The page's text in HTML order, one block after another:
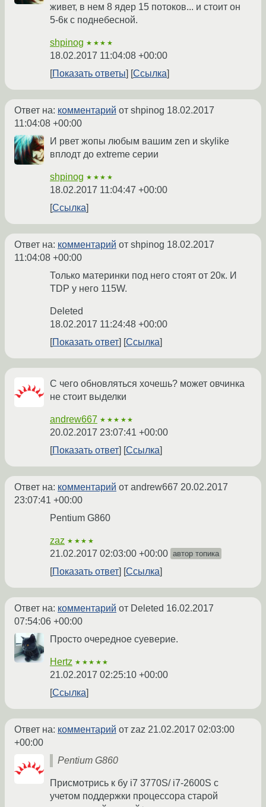
живет, в нем 8 ядер 15 потоков... и стоит он
5-6к с поднебесной.
shpinog ★★★★
18.02.2017 11:04:08 +00:00
Показать ответы
Ссылка
Ответ на: комментарий от shpinog 18.02.2017
11:04:08 +00:00
И рвет жопы любым вашим zen и skylike
вплодт до extreme серии
shpinog ★★★★
18.02.2017 11:04:47 +00:00
Ссылка
Ответ на: комментарий от shpinog 18.02.2017
11:04:08 +00:00
Только материнки под него стоят от 20к. И
TDP у него 115W.
Deleted
18.02.2017 11:24:48 +00:00
Показать ответ
Ссылка
С чего обновляться хочешь? может овчинка
не стоит выделки
andrew667 ★★★★★
20.02.2017 23:07:41 +00:00
Показать ответ
Ссылка
Ответ на: комментарий от andrew667 20.02.2017
23:07:41 +00:00
Pentium G860
zaz ★★★★
21.02.2017 02:03:00 +00:00 автор топика
Показать ответ Ссылка
Ответ на: комментарий от Deleted 16.02.2017
07:54:06 +00:00
Просто очередное суеверие.
Hertz ★★★★★
21.02.2017 02:25:10 +00:00
Ссылка
Ответ на: комментарий от zaz 21.02.2017 02:03:00
+00:00
Pentium G860
Присмотрись к бу i7 3770S/ i7-2600S с
учетом поддержки процессора старой